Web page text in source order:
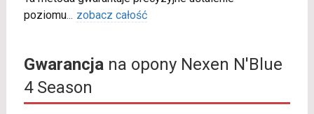
poziomu... zobacz całość
Gwarancjana opony Nexen N'Blue
4 Season